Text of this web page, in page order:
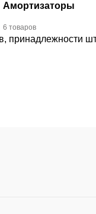
Амортизаторы
6 товаров